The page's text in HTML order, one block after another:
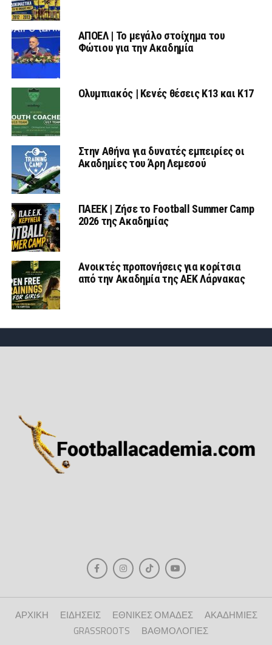
ΑΠΟΕΛ | Το μεγάλο στοίχημα του
Φώτιου για την Ακαδημία
Ολυμπιακός | Κενές θέσεις Κ13 και Κ17
Στην Αθήνα για δυνατές εμπειρίες οι
Ακαδημίες του Άρη Λεμεσού
ΠΑΕΕΚ | Ζήσε το Football Summer Camp
2026 της Ακαδημίας
Ανοικτές προπονήσεις για κορίτσια
από την Ακαδημία της ΑΕΚ Λάρνακας
ΑΡΧΙΚΗ ΕΙΔΗΣΕΙΣ ΕΘΝΙΚΕΣ ΟΜΑΔΕΣ
ΑΚΑΔΗΜΙΕΣ
GRASSROOTS
ΒΑΘΜΟΛΟΓΙΕΣ